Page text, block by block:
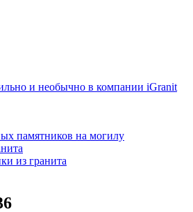
и необычно в компании iGranit
памятников на могилу
из гранита